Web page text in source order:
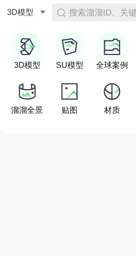
3D模型 搜索溜溜ID、关
3D模型 SU模型 全球案例
溜溜全景 贴图 材质